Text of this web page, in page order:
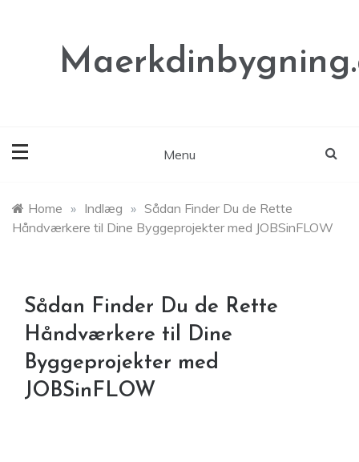
Menu
Home » Indlæg » Sådan Finder Du de Rette
Håndværkere til Dine Byggeprojekter med JOBSinFLOW
Sådan Finder Du de Rette
Håndværkere til Dine
Byggeprojekter med
JOBSinFLOW